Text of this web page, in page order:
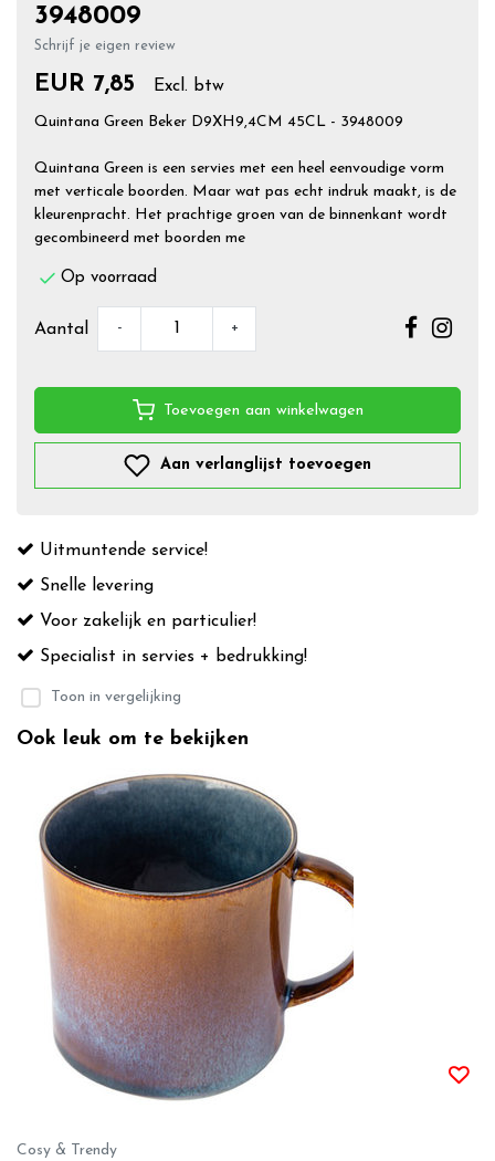
3948009
Schrijf je eigen review
EUR 7,85 Excl. btw
Quintana Green Beker D9XH9,4CM 45CL - 3948009
Quintana Green is een servies met een heel eenvoudige vorm
met verticale boorden. Maar wat pas echt indruk maakt, is de
kleurenpracht. Het prachtige groen van de binnenkant wordt
gecombineerd met boorden me
Op voorraad
Aantal - +
Toevoegen aan winkelwagen
Aan verlanglijst toevoegen
Uitmuntende service!
Snelle levering
Voor zakelijk en particulier!
Specialist in servies + bedrukking!
Toon in vergelijking
Ook leuk om te bekijken
Cosy & Trendy